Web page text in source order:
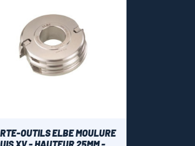
OUTILS ELBE MOULURE